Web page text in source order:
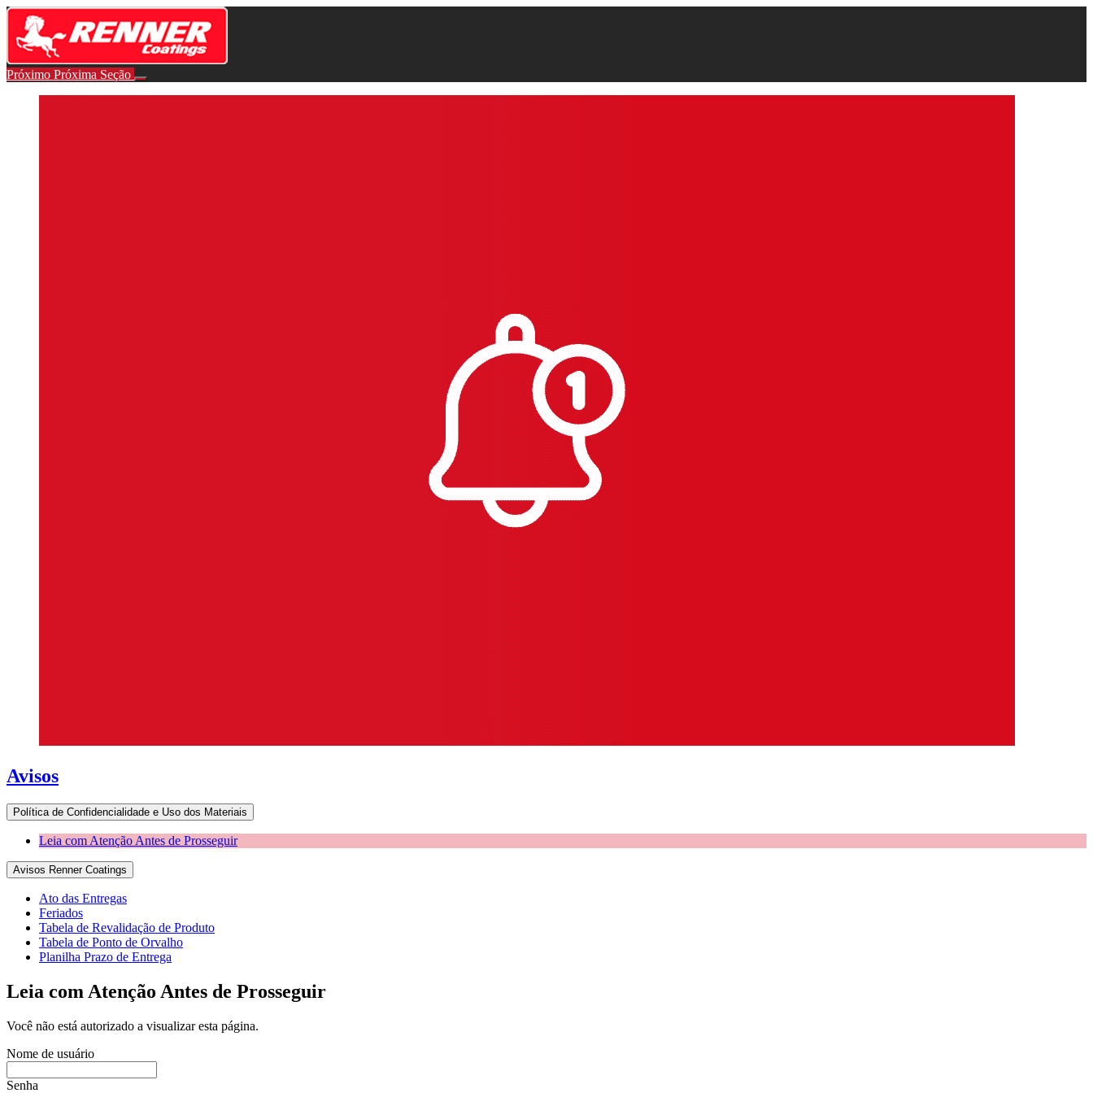
Retornar
para
course:
Avisos
Próximo Próxima Seção
Avisos
Política de Confidencialidade e Uso dos Materiais
Leia com Atenção Antes de Prosseguir
Avisos Renner Coatings
Ato das Entregas
Feriados
Tabela de Revalidação de Produto
Tabela de Ponto de Orvalho
Planilha Prazo de Entrega
Leia com Atenção Antes de Prosseguir
Você não está autorizado a visualizar esta página.
Nome de usuário
Senha